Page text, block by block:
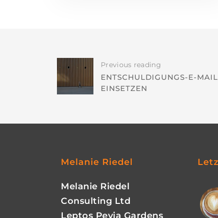
Previous reading
ENTSCHULDIGUNGS-E-
EINSETZEN
Melanie Riedel
Melanie Riedel
Consulting Ltd
Leptos Peyia Gardens